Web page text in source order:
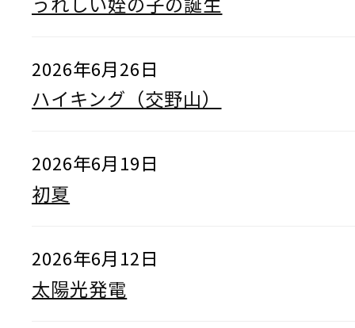
2026年6月26日
ハイキング（交野山）
2026年6月19日
初夏
2026年6月12日
太陽光発電